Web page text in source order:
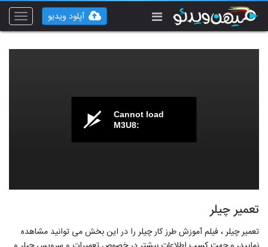
Toggle
آپلود ویدیو
Cannot load
M3U8:
تعمیر چیلر
تعمیر چیلر ، فیلم آموزش طرز کار چیلر را در این بخش می توانید مشاهده